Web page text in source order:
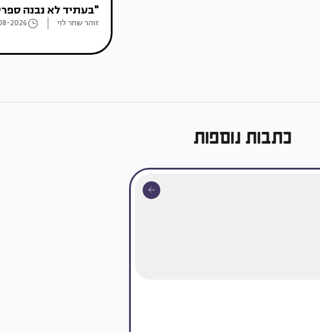
"בעתיד לא נבנה
זוהר שחר לוי 2026
כתבות נוספות